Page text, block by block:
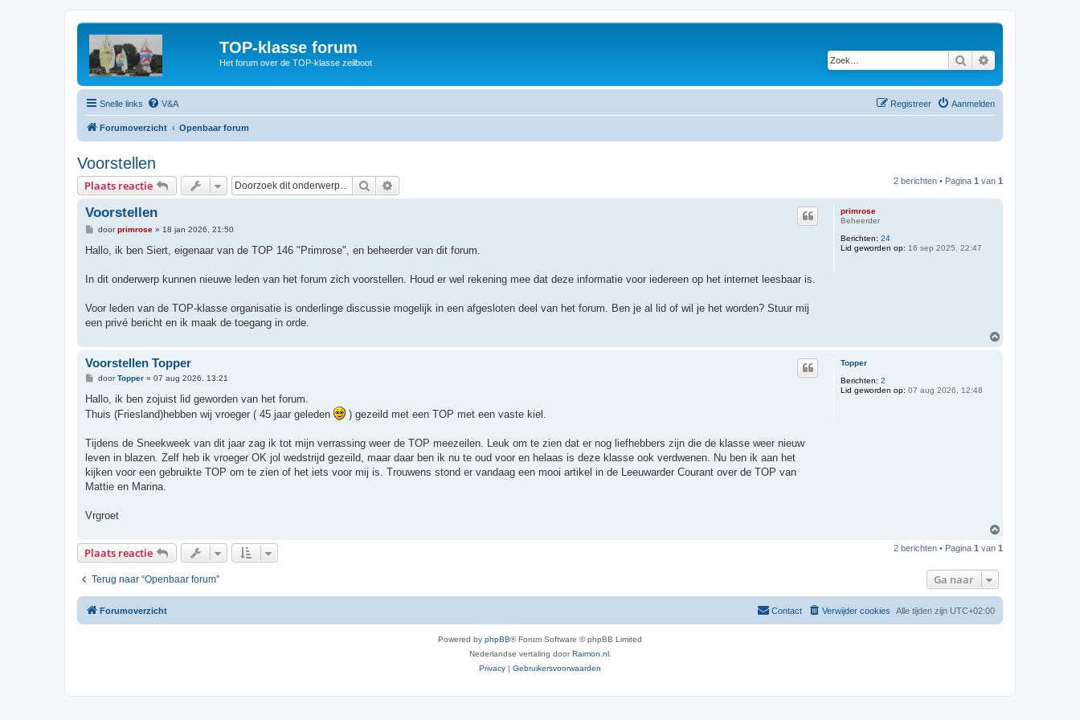
TOP-klasse forum
Het forum over de TOP-klasse zeilboot Zoek
Snelle links V&A Aanmelden
Registreer
Forumoverzicht Openbaar forum
Voorstellen
Plaats reactie Zoek 2 berichten • Pagina 1 van 1
primrose
Beheerder
Berichten: 24
Lid geworden op: 16 sep 2025, 22:47
Voorstellen
B
r
h
doorprimrose» 18 jan 2026, 21:50
Hallo, ik ben Siert, eigenaar van de TOP 146 "Primrose", en beheerder van dit forum.
In dit onderwerp kunnen nieuwe leden van het forum zich voorstellen. Houd er wel rekening mee dat deze informatie voor iedereen op het internet leesbaar is.
Voor leden van de TOP-klasse organisatie is onderlinge discussie mogelijk in een afgesloten deel van het forum. Ben je al lid of wil je het worden? Stuur mij
een privé bericht en ik maak de toegang in orde.
Topper
Berichten: 2
Lid geworden op: 07 aug 2026, 12:48
Voorstellen Topper
B
r
c
doorTopper» 07 aug 2026, 13:21
Hallo, ik ben zojuist lid geworden van het forum.
Thuis (Friesland)hebben wij vroeger ( 45 jaar geleden
) gezeild met een TOP met een vaste kiel.
Tijdens de Sneekweek van dit jaar zag ik tot mijn verrassing weer de TOP meezeilen. Leuk om te zien dat er nog liefhebbers zijn die de klasse weer nieuw
leven in blazen. Zelf heb ik vroeger OK jol wedstrijd gezeild, maar daar ben ik nu te oud voor en helaas is deze klasse ook verdwenen. Nu ben ik aan het
kijken voor een gebruikte TOP om te zien of het iets voor mij is. Trouwens stond er vandaag een mooi artikel in de Leeuwarder Courant over de TOP van
Mattie en Marina.
Vrgroet
h
Plaats reactie 2 berichten • Pagina 1 van 1
Terug naar “Openbaar forum” Ga naar
Forumoverzicht Alle tijden zijn UTC+02:00
Verwijder cookies
Contact
Powered by phpBB® Forum Software © phpBB Limited
Nederlandse vertaling doorRaimon.nl.
Privacy | Gebruikersvoorwaarden